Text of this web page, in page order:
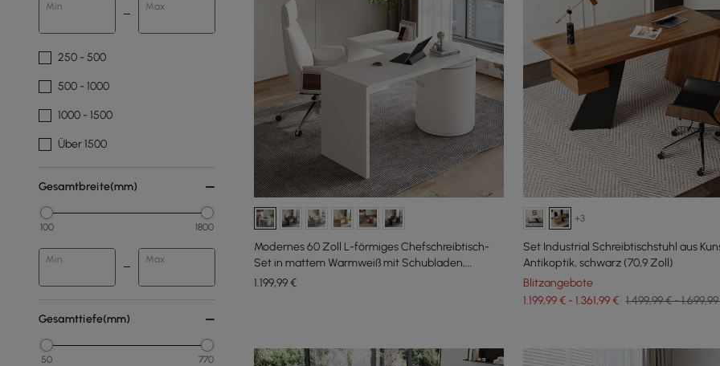
Min Max
250 - 500
500 - 1000
1000 - 1500
Über 1500
Gesamtbreite(mm)
100 1800
Min Max
Gesamttiefe(mm)
50 770
Modernes 60 Zoll L-förmiges Chefschreibtisch-
Set in mattem Warmweiß mit Schubladen,
drehbares Design
1.199,99€
+3
Set Industrial Schreibtischstuhl aus
Antikoptik, schwarz (70,9 Zoll)
Blitzangebote
1.199,99 € - 1.361,99 € 1.499,99 € -